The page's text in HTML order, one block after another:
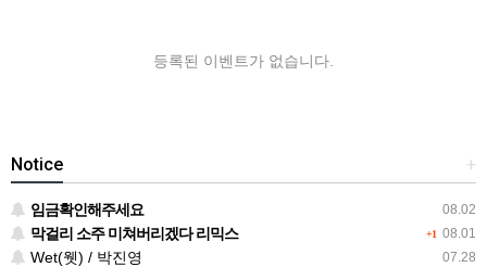
등록된 이벤트가 없습니다.
+
Notice
08.02
임금확인해주세요
+1 08.01
막걸리 소주 미쳐버리겠다 리믹스
07.28
Wet(웻) / 박진영